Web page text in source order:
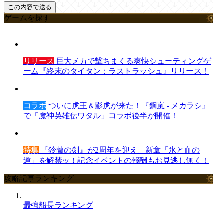
ゲームを探す
リリース 巨大メカで撃ちまくる爽快シューティングゲ
ーム『終末のタイタン：ラストラッシュ』リリース！
コラボ ついに虎王＆影虎が来た！『鋼嵐 - メカラシ』
で「魔神英雄伝ワタル」コラボ後半が開催！
特集 『鈴蘭の剣』が2周年を迎え、新章「氷と血の
道」を解禁ッ！記念イベントの報酬もお見逃し無く！
攻略記事ランキング
最強船長ランキング